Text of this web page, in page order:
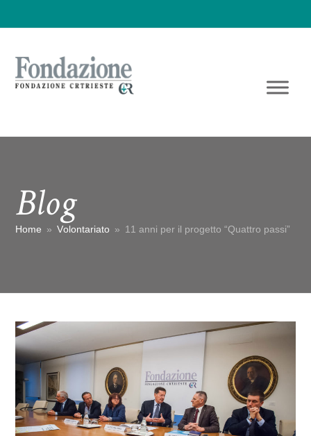
Blog
Home » Volontariato » 11 anni per il progetto “Quattro passi”